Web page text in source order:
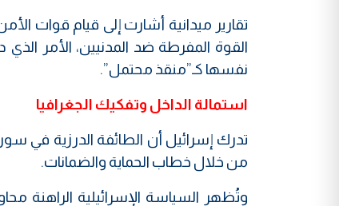
تقارير ميدانية أشارت إلى قيام قوات
القوة المفرطة ضد المدنيين، الأمر الذي
نفسها كـ”منقذ محتمل”.
استمالة الداخل وتفكيك الجغرافيا
تدرك إسرائيل أن الطائفة الدرزية في
من خلال خطاب الحماية والضمانات.
وتُظهر السياسة الإسرائيلية الراهنة